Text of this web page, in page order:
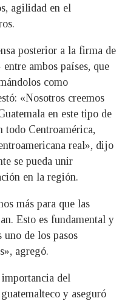
agilidad en el
posterior a la firma de
ambos países, que
como
«Nosotros creemos
en este tipo de
todo Centroamérica,
real», dijo
se pueda unir
en la región.
más para que las
Esto es fundamental y
uno de los pasos
agregó.
del
y aseguró